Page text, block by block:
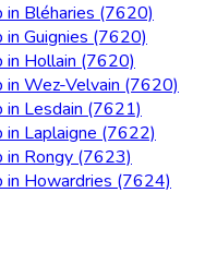
in Bléharies (7620)
Guignies (7620)
in Hollain (7620)
in Wez-Velvain (7620)
in Lesdain (7621)
in Laplaigne (7622)
in Rongy (7623)
in Howardries (7624)